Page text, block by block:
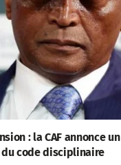
: la CAF annonce un
code disciplinaire